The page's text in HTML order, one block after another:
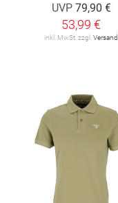
UVP 79,90 €
53,99 €
inkl. MwSt. zzgl. Versand